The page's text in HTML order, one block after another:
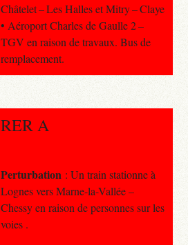
Châtelet – Les Halles et Mitry – Claye
• Aéroport Charles de Gaulle 2 –
TGV en raison de travaux. Bus de
remplacement.
RER A
Perturbation : Un train stationne à
Lognes vers Marne-la-Vallée –
Chessy en raison de personnes sur les
voies .